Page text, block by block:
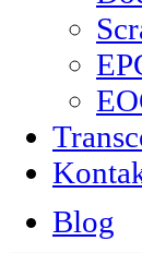
Blog